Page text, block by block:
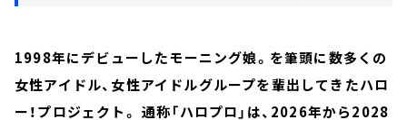
1998年にデビューしたモーニング娘。を筆頭に数多くの
女性アイドル、女性アイドルグループを輩出してきたハロ
ー！プロジェクト。 通称「ハロプロ」は、2026年から2028